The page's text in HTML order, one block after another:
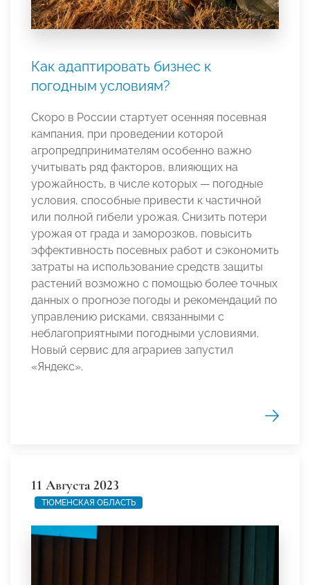
Как адаптировать бизнес к
погодным условиям?
Скоро в России стартует осенняя посевная
кампания, при проведении которой
агропредпринимателям особенно важно
учитывать ряд факторов, влияющих на
урожайность, в числе которых — погодные
условия, способные привести к частичной
или полной гибели урожая. Снизить потери
урожая от града и заморозков, повысить
эффективность посевных работ и сэкономить
затраты на использование средств защиты
растений возможно с помощью более точных
данных о прогнозе погоды и рекомендаций по
управлению рисками, связанными с
неблагоприятными погодными условиями.
Новый сервис для аграриев запустил
«Яндекс».
11 Августа 2023
ТЮМЕНСКАЯ ОБЛАСТЬ